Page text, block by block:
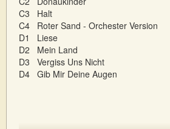
C3 Halt
C4 Roter Sand - Orchester Version
D1 Liese
D2 Mein Land
D3 Vergiss Uns Nicht
D4 Gib Mir Deine Augen